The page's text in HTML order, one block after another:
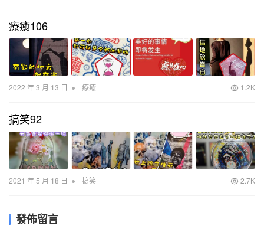
療癒106
2022 年 3 月 13 日 • 療癒 1.2K
搞笑92
2021 年 5 月 18 日 • 搞笑 2.7K
發佈留言